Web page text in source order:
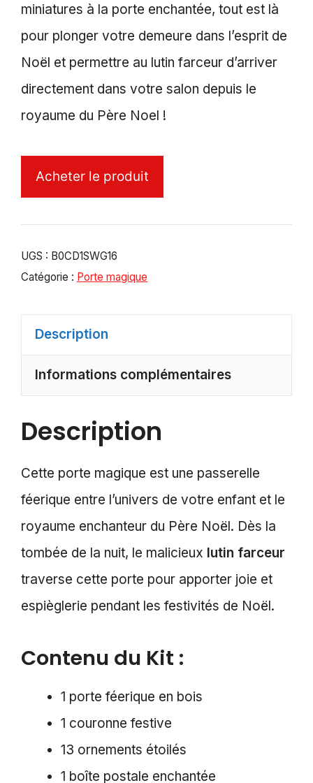
miniatures à la porte enchantée, tout est là
pour plonger votre demeure dans l’esprit de
Noël et permettre au lutin farceur d’arriver
directement dans votre salon depuis le
royaume du Père Noel !
Acheter le produit
UGS : B0CD1SWG16
Catégorie : Porte magique
Description
Informations complémentaires
Description
Cette porte magique est une passerelle
féerique entre l’univers de votre enfant et le
royaume enchanteur du Père Noël. Dès la
tombée de la nuit, le malicieux lutin farceur
traverse cette porte pour apporter joie et
espièglerie pendant les festivités de Noël.
Contenu du Kit :
1 porte féerique en bois
1 couronne festive
13 ornements étoilés
1 boîte postale enchantée